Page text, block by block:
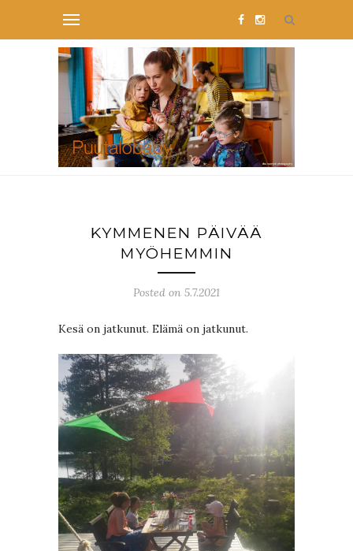
KYMMENEN PÄIVÄÄ
MYÖHEMMIN
Posted on 5.7.2021
Kesä on jatkunut. Elämä on jatkunut.